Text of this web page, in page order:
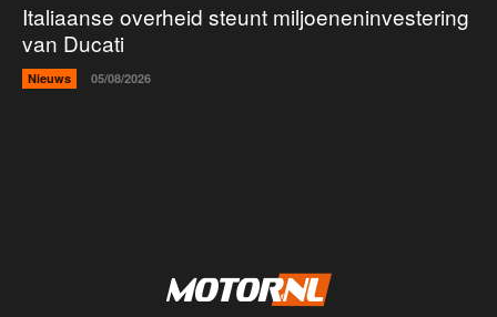
Italiaanse overheid steunt miljoeneninvestering
van Ducati
Nieuws 05/08/2026